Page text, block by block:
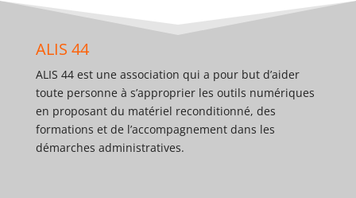
ALIS 44
ALIS 44 est une association qui a pour but d’aider
toute personne à s’approprier les outils numériques
en proposant du matériel reconditionné, des
formations et de l’accompagnement dans les
démarches administratives.